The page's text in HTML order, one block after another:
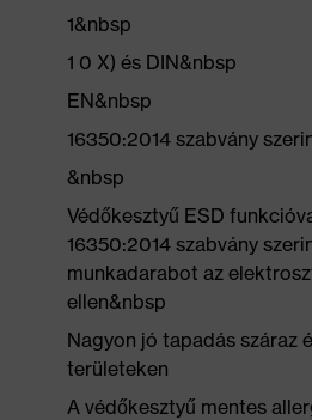
1&nbsp
1 0 X) és DIN&nbsp
EN&nbsp
16350:2014 szabvány
&nbsp
Védőkesztyű ESD
16350:2014 szabvány
munkadarabot az
ellen&nbsp
Nagyon jó tapadás száraz
területeken
A védőkesztyű mentes